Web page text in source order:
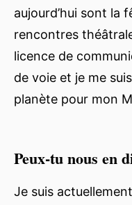
aujourd’hui sont la
rencontres
licence de
de voie et je me
planète pour mon
Peux-tu nous en
Je suis